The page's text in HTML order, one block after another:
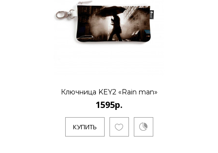
КУПИТЬ
1595р.
КУПИТЬ
Ключница KEY2 «Rain man»
1595р.
КУПИТЬ